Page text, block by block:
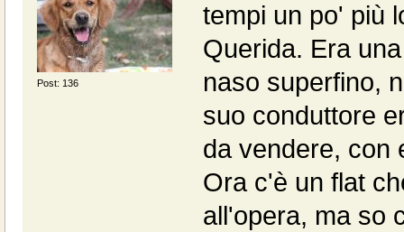
Post: 136
tempi un po' più
Querida. Era
naso superfino,
suo conduttore
da vendere, con
Ora c'è un flat
all'opera, ma so